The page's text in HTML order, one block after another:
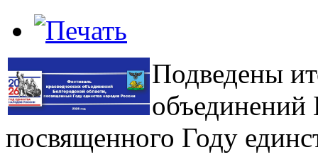
Подведены
объединений
посвященного Году